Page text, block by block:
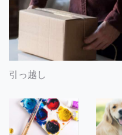
引っ越し